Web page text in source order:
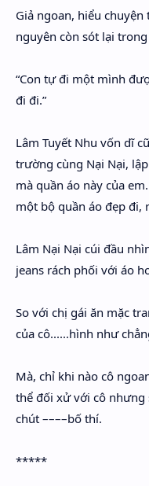
Giả ngoan, hiểu
nguyên còn sót lại
“Con tự đi một mình
đi đi.”
Lâm Tuyết Nhu vốn dĩ
trường cùng Nại Nại,
mà quần áo này của
một bộ quần áo đẹp đi,
Lâm Nại Nại cúi đầu
jeans rách phối với áo
So với chị gái ăn mặc
của cô......hình như
Mà, chỉ khi nào cô
thể đối xử với cô nhưng
chút ––––bố thí.
*****